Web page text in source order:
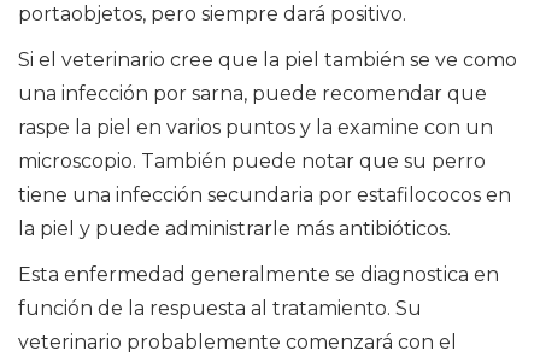
portaobjetos, pero siempre dará positivo.
Si el veterinario cree que la piel también se ve como
una infección por sarna, puede recomendar que
raspe la piel en varios puntos y la examine con un
microscopio. También puede notar que su perro
tiene una infección secundaria por estafilococos en
la piel y puede administrarle más antibióticos.
Esta enfermedad generalmente se diagnostica en
función de la respuesta al tratamiento. Su
veterinario probablemente comenzará con el